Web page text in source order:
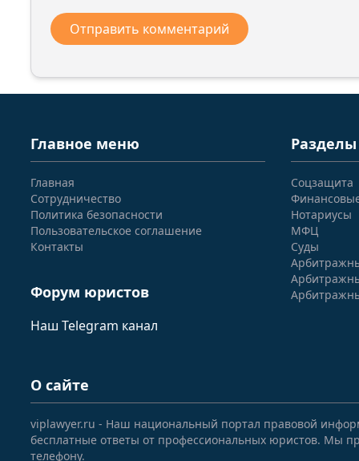
Главное меню
Главная
Сотрудничество
Политика безопасности
Пользовательское соглашение
Контакты
Форум юристов
Наш Telegram канал
Разделы
Соцзащита
Нотариусы
МФЦ
Суды
О сайте
viplawyer.ru - Наш национальный портал правовой
бесплатные ответы от профессиональных юристов. Мы
телефону.